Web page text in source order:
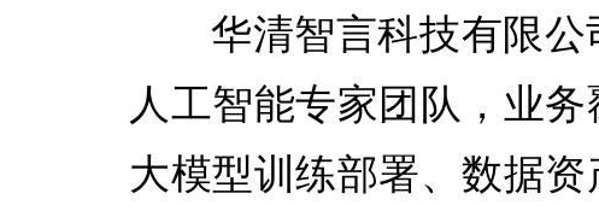
华清智言科技有限
人工智能专家团队，业
大模型训练部署、数据